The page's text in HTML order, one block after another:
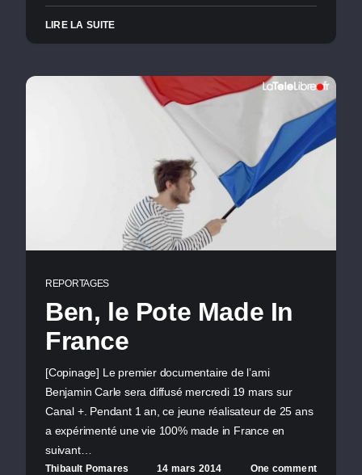
LIRE LA SUITE
REPORTAGES
Ben, le Pote Made In
France
[Copinage] Le premier documentaire de l’ami
Benjamin Carle sera diffusé mercredi 19 mars sur
Canal +. Pendant 1 an, ce jeune réalisateur de 25 ans
a expérimenté une vie 100% made in France en
suivant…
Thibault Pomares 14 mars 2014 One comment